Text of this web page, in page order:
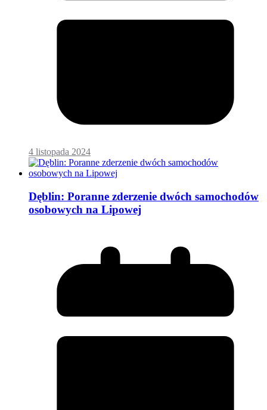
4 listopada 2024
Dęblin: Poranne zderzenie dwóch samochodów
osobowych na Lipowej